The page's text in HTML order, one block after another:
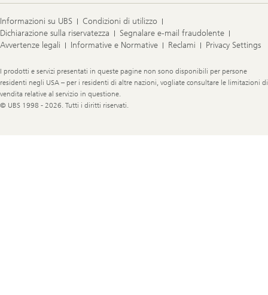
Informazioni su UBS
Condizioni di utilizzo
Dichiarazione sulla riservatezza
Segnalare e-mail fraudolente
Avvertenze legali
Informative e Normative Reclami Privacy Settings
Legal
Information
I prodotti e servizi presentati in queste pagine non sono disponibili per persone
residenti negli USA – per i residenti di altre nazioni, vogliate consultare le limitazioni di
vendita relative al servizio in questione.
© UBS 1998 - 2026. Tutti i diritti riservati.